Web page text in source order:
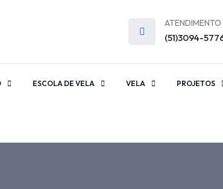
ATENDIMENTO
(51)3094-
ESCOLA DE VELA VELA PROJETOS